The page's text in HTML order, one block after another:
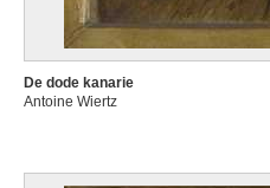
De dode kanarie
Antoine Wiertz